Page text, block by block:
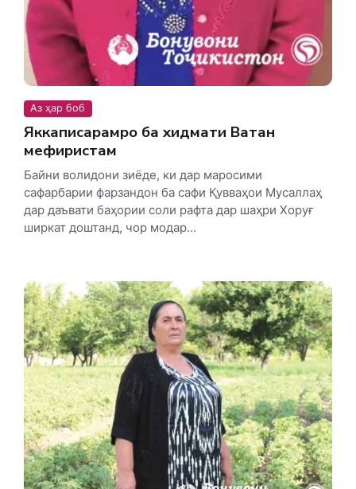
Аз ҳар боб
Яккаписарамро ба хидмати Ватан
мефиристам
Байни волидони зиёде, ки дар маросими
сафарбарии фарзандон ба сафи Қувваҳои Мусаллаҳ
дар даъвати баҳории соли рафта дар шаҳри Хоруғ
ширкат доштанд, чор модар...